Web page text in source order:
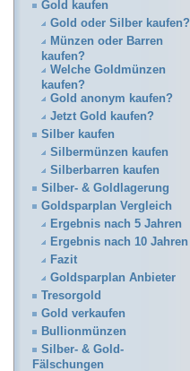
Gold kaufen
Gold oder Silber kaufen?
Münzen oder Barren
kaufen?
Welche Goldmünzen
kaufen?
Gold anonym kaufen?
Jetzt Gold kaufen?
Silber kaufen
Silbermünzen kaufen
Silberbarren kaufen
Silber- & Goldlagerung
Goldsparplan Vergleich
Ergebnis nach 5 Jahren
Ergebnis nach 10 Jahren
Fazit
Goldsparplan Anbieter
Tresorgold
Gold verkaufen
Bullionmünzen
Silber- & Gold-
Fälschungen